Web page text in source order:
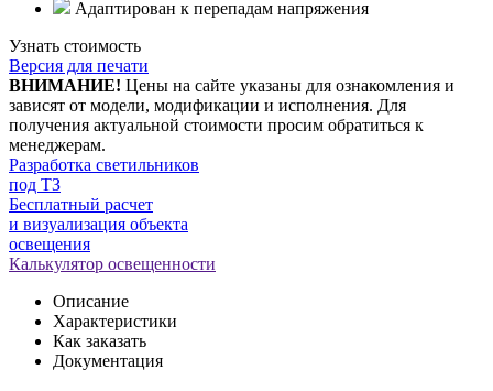
Адаптирован к перепадам напряжения
Узнать стоимость
Версия для печати
ВНИМАНИЕ! Цены на сайте указаны для ознакомления и
зависят от модели, модификации и исполнения. Для
получения актуальной стоимости просим обратиться к
менеджерам.
Разработка светильников
под ТЗ
Бесплатный расчет
и визуализация объекта
освещения
Калькулятор освещенности
Описание
Характеристики
Как заказать
Документация